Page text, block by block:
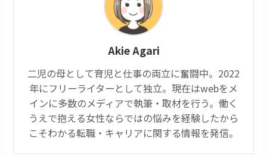
Akie Agari
二児の母として育児と仕事の両立に奮闘中。2022
年にフリーライターとして独立。現在はwebをメ
インに多数のメディアで執筆・取材を行う。働く
うえで抱える女性ならではの悩みを経験したから
こそわかる転職・キャリアに関する情報を発信。